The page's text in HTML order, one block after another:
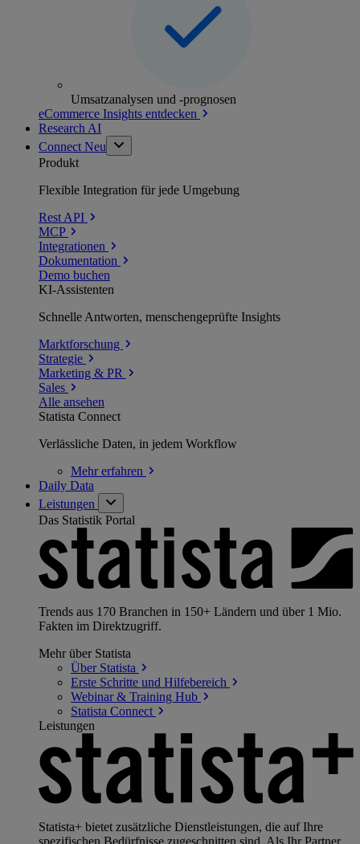
Umsatzanalysen und -prognosen
eCommerce Insights entdecken
Research AI
Connect Neu
Produkt
Flexible Integration für jede Umgebung
Rest API
MCP
Integrationen
Dokumentation
Demo buchen
KI-Assistenten
Schnelle Antworten, menschengeprüfte Insights
Marktforschung
Strategie
Marketing & PR
Sales
Alle ansehen
Statista Connect
Verlässliche Daten, in jedem Workflow
Mehrerfahren
Daily Data
Leistungen
Das Statistik Portal
Trends aus 170 Branchen in 150+ Ländern und über 1 Mio.
Fakten im Direktzugriff.
Mehr über Statista
Über Statista
Erste Schritte und Hilfebereich
Webinar & Training Hub
Statista Connect
Leistungen
Statista+ bietet zusätzliche Dienstleistungen, die auf Ihre
spezifischen Bedürfnisse zugeschnitten sind. Als Ihr Partner